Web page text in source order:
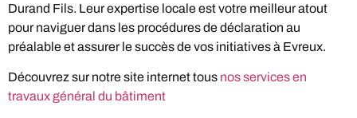
Durand Fils. Leur expertise locale est votre meilleur atout
pour naviguer dans les procédures de déclaration au
préalable et assurer le succès de vos initiatives à Evreux.
Découvrez sur notre site internet tous nos services en
travaux général du bâtiment